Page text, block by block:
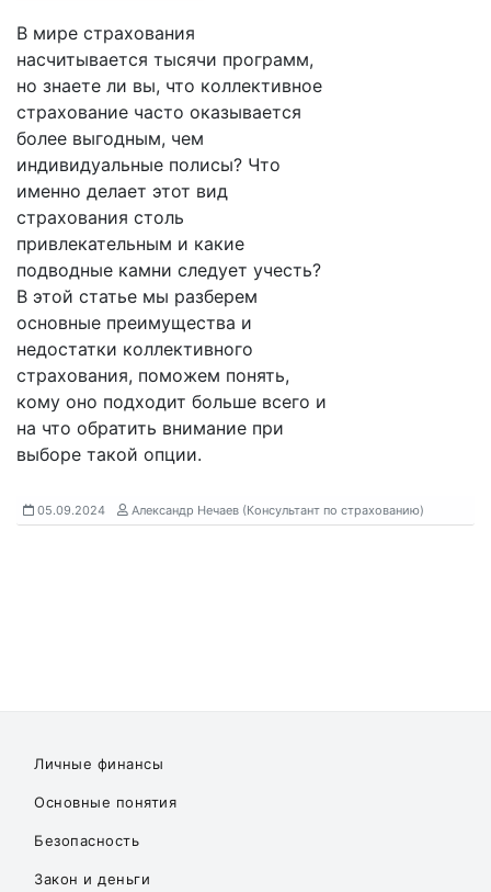
В мире страхования
насчитывается тысячи программ,
но знаете ли вы, что коллективное
страхование часто оказывается
более выгодным, чем
индивидуальные полисы? Что
именно делает этот вид
страхования столь
привлекательным и какие
подводные камни следует учесть?
В этой статье мы разберем
основные преимущества и
недостатки коллективного
страхования, поможем понять,
кому оно подходит больше всего и
на что обратить внимание при
выборе такой опции.
05.09.2024 Александр Нечаев (Консультант по страхованию)
Личные финансы
Основные понятия
Безопасность
Закон и деньги